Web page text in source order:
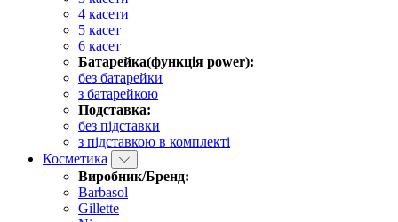
4 касети
5 касет
6 касет
Батарейка(функція power):
без батарейки
з батарейкою
Подставка:
без підставки
з підставкою в комплекті
Косметика
Виробник/Бренд:
Barbasol
Gillette